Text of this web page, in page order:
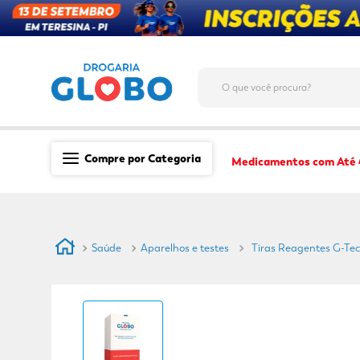
Compre por Categoria
Dermocosméticos
Higiene & Beleza
Conveniência
Medicamentos com Até
Saúde Aparelhos e testes Tiras Reagentes G-